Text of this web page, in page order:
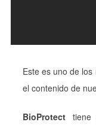
Este es uno de
el contenido de
BioProtect